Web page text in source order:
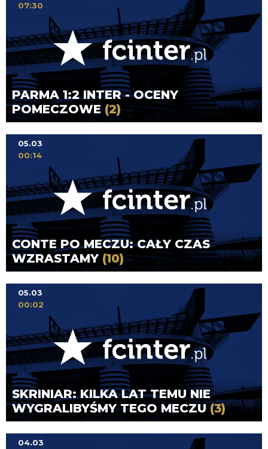
PARMA 1:2 INTER - OCENY
POMECZOWE(2)
07:30
CONTE PO MECZU: CAŁY CZAS
WZRASTAMY (10)
05.03
00:14
SKRINIAR: KILKA LAT TEMU NIE
WYGRALIBYŚMY TEGO MECZU(3)
05.03
00:02
04.03